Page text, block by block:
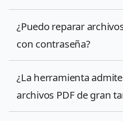
¿Puedo reparar
con contraseña?
¿La herramienta
archivos PDF de gran